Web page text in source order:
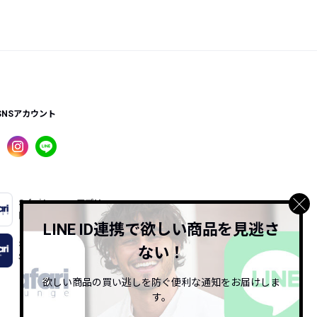
アカウント
Safari Lounge アプリ
限定の機能もあるアプリでサクサクお買い物
Safari Online
Safari公式ウェブマガジン
LINE ID連携で欲しい商品を見逃さ
ない！
欲しい商品の買い逃しを防ぐ便利な通知をお届けしま
す。